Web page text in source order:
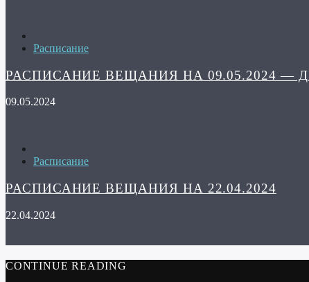
Расписание
РАСПИСАНИЕ ВЕЩАНИЯ НА 09.05.2024 —
09.05.2024
Расписание
РАСПИСАНИЕ ВЕЩАНИЯ НА 22.04.2024
22.04.2024
CONTINUE READING